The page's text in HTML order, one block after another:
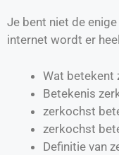
Je bent niet de
internet wordt er
Wat betekent
Betekenis
zerkochst
zerkochst
Definitie van